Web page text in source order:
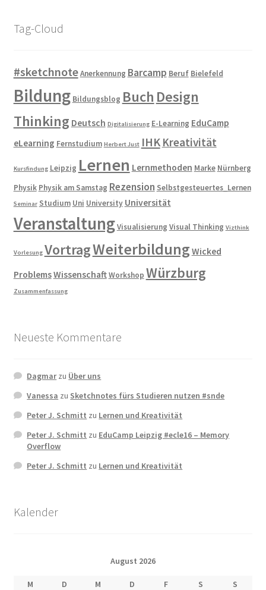
Tag-Cloud
#sketchnoteAnerkennung Barcamp Beruf Bielefeld
Bildung Bildungsblog Buch Design
Thinking Deutsch Digitalisierung E-Learning EduCamp
eLearning Fernstudium Herbert Just IHK Kreativität
Kursfindung Leipzig Lernen Lernmethoden Marke Nürnberg
Physik Physik am Samstag Rezension Selbstgesteuertes_Lernen
Seminar Studium Uni University Universität
VeranstaltungVisualisierung Visual Thinking Vizthink
Vorlesung VortragWeiterbildung Wicked
ProblemsWissenschaftWorkshop Würzburg
Zusammenfassung
Neueste Kommentare
Dagmarzu Über uns
Vanessa zu Sketchnotes fürs Studieren nutzen #snde
Peter J. Schmitt zu Lernen und Kreativität
Peter J. Schmitt zu EduCamp Leipzig #ecle16 – Memory
Overflow
Peter J. Schmitt zu Lernen und Kreativität
Kalender
August 2026
M D M D F S
S